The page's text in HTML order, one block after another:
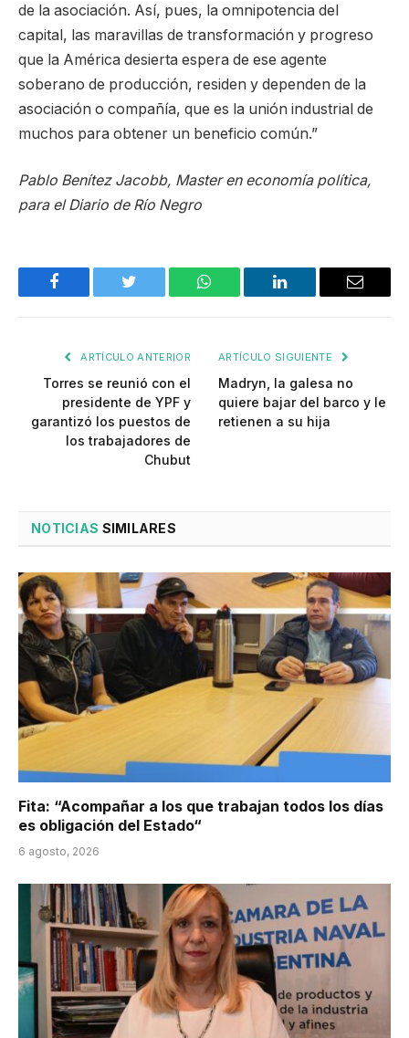
de la asociación. Así, pues, la omnipotencia del
capital, las maravillas de transformación y progreso
que la América desierta espera de ese agente
soberano de producción, residen y dependen de la
asociación o compañía, que es la unión industrial de
muchos para obtener un beneficio común.”
Pablo Benítez Jacobb, Master en economía política,
para el Diario de Río Negro
Facebook Twitter WhatsApp LinkedIn Email
ARTÍCULO ANTERIOR
Torres se reunió con el
presidente de YPF y
garantizó los puestos de
los trabajadores de
Chubut
ARTÍCULO SIGUIENTE
Madryn, la galesa no
quiere bajar del barco y le
retienen a su hija
NOTICIAS SIMILARES
Fita: “Acompañar a los que trabajan todos los días
es obligación del Estado“
6 agosto, 2026